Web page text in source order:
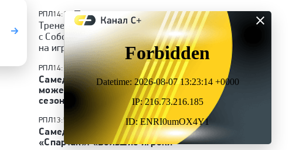
РПЛ14:17 5
Тренер «Зенита» Семак о ситуации
с Соболевым: «На его настроении,
на игре это не отражается»
РПЛ14:10 10
Самедов считает, что «Спартак»
может стать чемпионом в этом
сезоне РПЛ
РПЛ13:55
Самедов о переходе Даку в
«Спартак»: «Большие игроки